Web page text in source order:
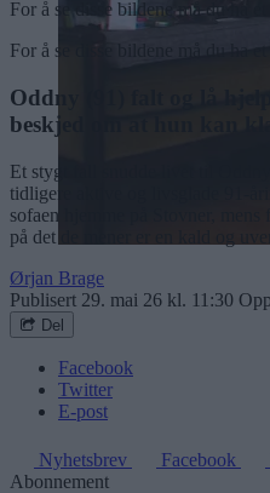
For å se disse bildene må du ha
For å se disse bildene må du ha
Oddny (91) falt og lå
beskjed om at hun kan
Et stygt fall snudde livet til
tidligere aktive og livsglade 91-
sofaen hjemme på Stovner,
på det de mener er en kald og
Ørjan Brage
Publisert 29. mai 26 kl. 11:30
Del
Facebook
Twitter
E-post
Nyhetsbrev Facebook
Abonnement